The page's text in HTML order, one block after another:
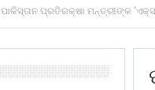
ପାକିସ୍ତାନ ପ୍ରତିରକ୍ଷା ମନ୍ତ୍ରୀଙ୍କ